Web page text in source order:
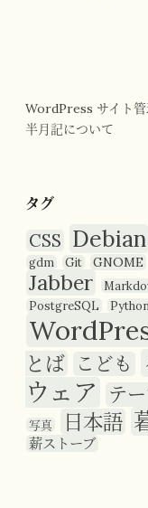
WordPress サイト管
半月記について
タグ
CSS Debian
gdm Git GNOME
Jabber
PostgreSQL
とば こども
ウェア
テ
写真 日本語
薪ストーブ